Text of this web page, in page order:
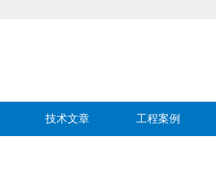
技术文章 工程案例